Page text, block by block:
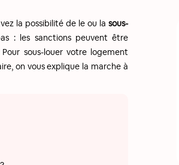
la possibilité de le ou lasous-
: les sanctions peuvent être
Pour sous-louer votre logement
on vous explique la marche à